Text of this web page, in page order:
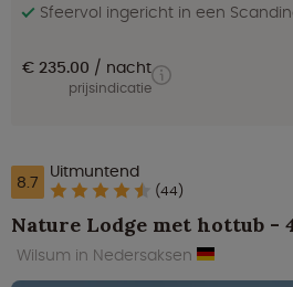
Sfeervol ingericht in een
€ 235.00 nacht
prijsindicatie
8.7 Uitmuntend
(44)
Nature Lodge met hottub -
Wilsum in Nedersaksen